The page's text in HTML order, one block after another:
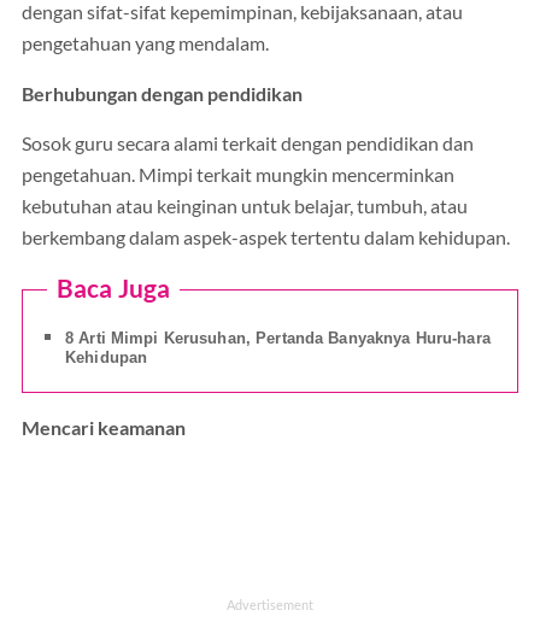
dengan sifat-sifat kepemimpinan, kebijaksanaan, atau
pengetahuan yang mendalam.
Berhubungan dengan pendidikan
Sosok guru secara alami terkait dengan pendidikan dan
pengetahuan. Mimpi terkait mungkin mencerminkan
kebutuhan atau keinginan untuk belajar, tumbuh, atau
berkembang dalam aspek-aspek tertentu dalam kehidupan.
Baca Juga
8 Arti Mimpi Kerusuhan, Pertanda Banyaknya Huru-hara
Kehidupan
Mencari keamanan